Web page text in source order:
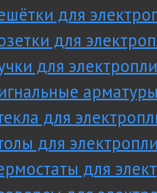
для
для
для
для
для
для